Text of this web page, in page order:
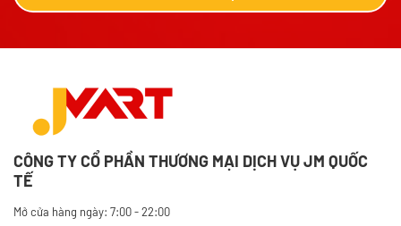
CÔNG TY CỔ PHẦN THƯƠNG MẠI DỊCH VỤ JM QUỐC
TẾ
Mở cửa hàng ngày: 7:00 - 22:00